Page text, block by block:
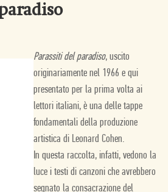
Parassiti del paradiso, uscito
originariamente nel 1966 e qui
presentato per la prima volta ai
lettori italiani, è una delle tappe
fondamentali della produzione
artistica di Leonard Cohen.
In questa raccolta, infatti, vedono la
luce i testi di canzoni che avrebbero
segnato la consacrazione del